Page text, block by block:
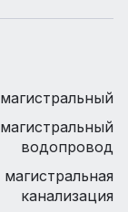
магистральный
магистральный
водопровод
магистральная
канализация